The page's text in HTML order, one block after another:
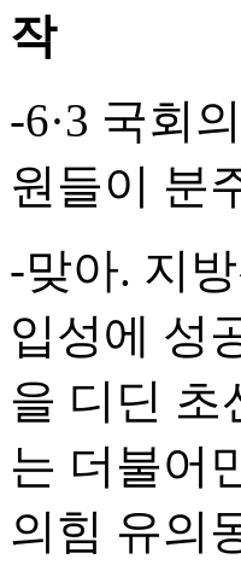
작
-6·3 국회
원들이 분
-맞아. 지
입성에 성
을 디딘 초
는 더불어
의힘 유의